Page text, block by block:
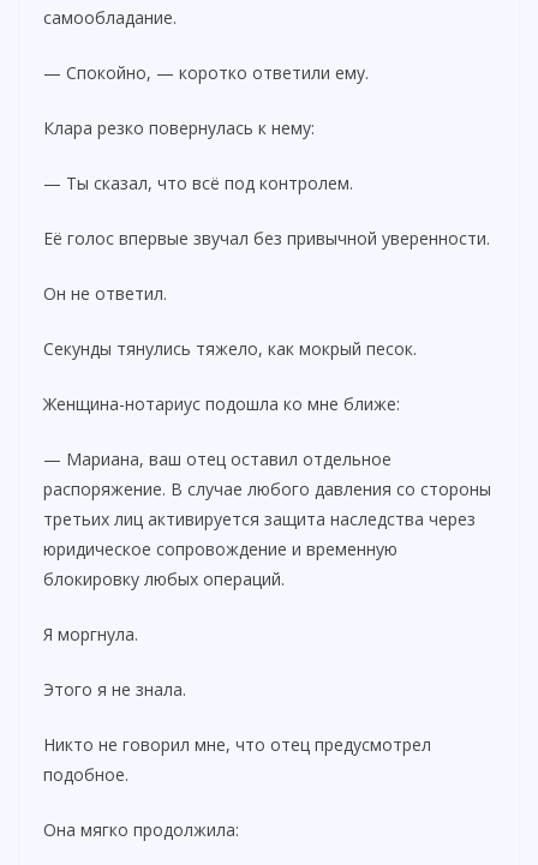
самообладание.
— Спокойно, — коротко ответили ему.
Клара резко повернулась к нему:
— Ты сказал, что всё под контролем.
Её голос впервые звучал без привычной уверенности.
Он не ответил.
Секунды тянулись тяжело, как мокрый песок.
Женщина-нотариус подошла ко мне ближе:
— Мариана, ваш отец оставил отдельное
распоряжение. В случае любого давления со стороны
третьих лиц активируется защита наследства через
юридическое сопровождение и временную
блокировку любых операций.
Я моргнула.
Этого я не знала.
Никто не говорил мне, что отец предусмотрел
подобное.
Она мягко продолжила: